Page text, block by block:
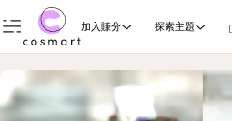
加入賺分 探索主題